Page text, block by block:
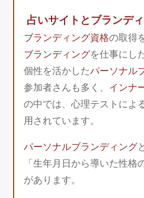
占いサイトとブランデ
ブランディング資格の取得
ブランディングを仕事にし
個性を活かしたパーソナル
参加者さんも多く、 インナ
の中では、心理テストによ
用されています。
パーソナルブランディング
「生年月日から導いた性格
があります。